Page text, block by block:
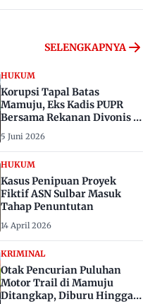
SELENGKAPNYA
HUKUM
Korupsi Tapal Batas
Mamuju, Eks Kadis PUPR
Bersama Rekanan Divonis 6
dan 8 Tahun Penjara
5 Juni 2026
HUKUM
Kasus Penipuan Proyek
Fiktif ASN Sulbar Masuk
Tahap Penuntutan
14 April 2026
KRIMINAL
Otak Pencurian Puluhan
Motor Trail di Mamuju
Ditangkap, Diburu Hingga